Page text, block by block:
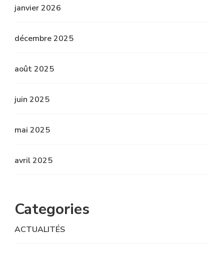
janvier 2026
décembre 2025
août 2025
juin 2025
mai 2025
avril 2025
Categories
ACTUALITÉS